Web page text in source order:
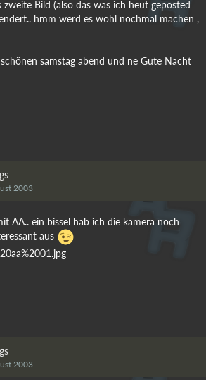
Bild (also das was ich heut geposted
hmm werd es wohl nochmal machen ,
samstag abend und ne Gute Nacht
2003
AA.. ein bissel hab ich die kamera noch
aus
2003